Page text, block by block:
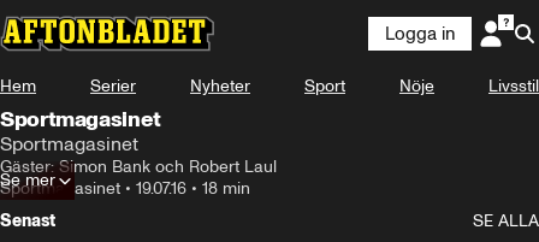
Logga in
Hem Serier Nyheter Sport Nöje Livsstil
Sportmagasinet
Sportmagasinet
Gäster: Simon Bank och Robert Laul
Sportmagasinet • 19.07.16 • 18 min
Se mer
Senast
SE ALLA